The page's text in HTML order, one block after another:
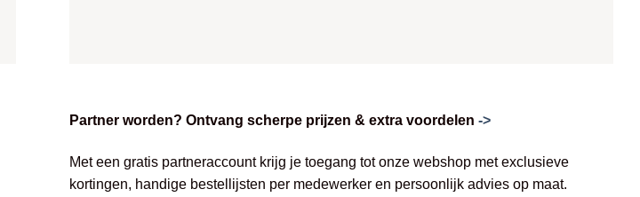
Partner worden? Ontvang scherpe prijzen & extra voordelen ->
Met een gratis partneraccount krijg je toegang tot onze webshop met exclusieve
kortingen, handige bestellijsten per medewerker en persoonlijk advies op maat.